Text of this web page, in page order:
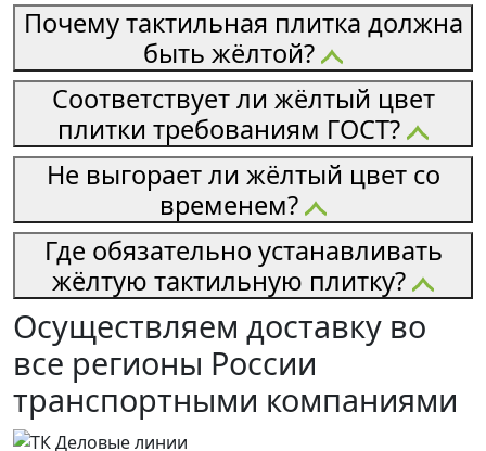
Почему тактильная плитка должна
быть жёлтой?
Соответствует ли жёлтый цвет
плитки требованиям ГОСТ?
Не выгорает ли жёлтый цвет со
временем?
Где обязательно устанавливать
жёлтую тактильную плитку?
Осуществляем доставку во
все регионы России
транспортными компаниями